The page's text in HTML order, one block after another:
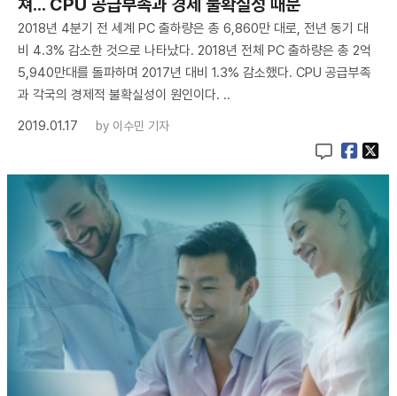
쳐... CPU 공급부족과 경제 불확실성 때문
2018년 4분기 전 세계 PC 출하량은 총 6,860만 대로, 전년 동기 대
비 4.3% 감소한 것으로 나타났다. 2018년 전체 PC 출하량은 총 2억
5,940만대를 돌파하며 2017년 대비 1.3% 감소했다. CPU 공급부족
과 각국의 경제적 불확실성이 원인이다. ..
2019.01.17
by 이수민 기자